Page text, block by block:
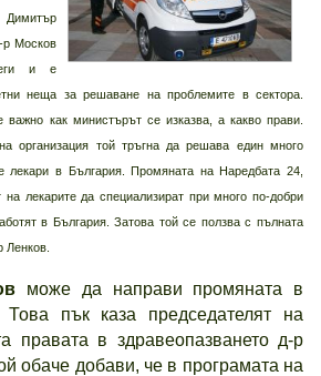
р Москов
и е
неща за решаване на проблемите в сектора.
как министърът се изказва, а какво прави.
организация той тръгна да решава един много
лекари в България. Промяната на Наредбата 24,
лекарите да специализират при много по-добри
в България. Затова той се ползва с пълната
Ленков.
може да направи промяната в
пък каза председателят на
правата в здравеопазването д-р
обаче добави, че в програмата на